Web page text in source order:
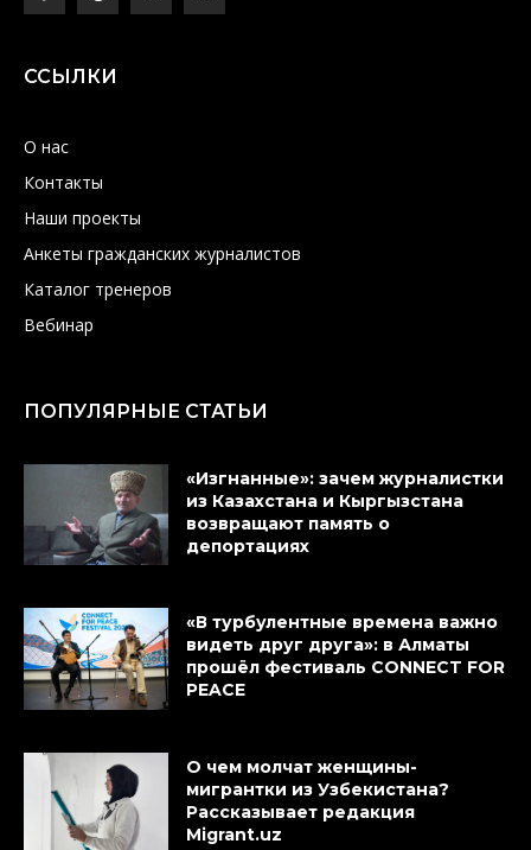
ССЫЛКИ
О нас
Контакты
Наши проекты
Анкеты гражданских журналистов
Каталог тренеров
Вебинар
ПОПУЛЯРНЫЕ СТАТЬИ
«Изгнанные»: зачем журналистки
из Казахстана и Кыргызстана
возвращают память о
депортациях
«В турбулентные времена важно
видеть друг друга»: в Алматы
прошёл фестиваль CONNECT FOR
PEACE
О чем молчат женщины-
мигрантки из Узбекистана?
Рассказывает редакция
Migrant.uz